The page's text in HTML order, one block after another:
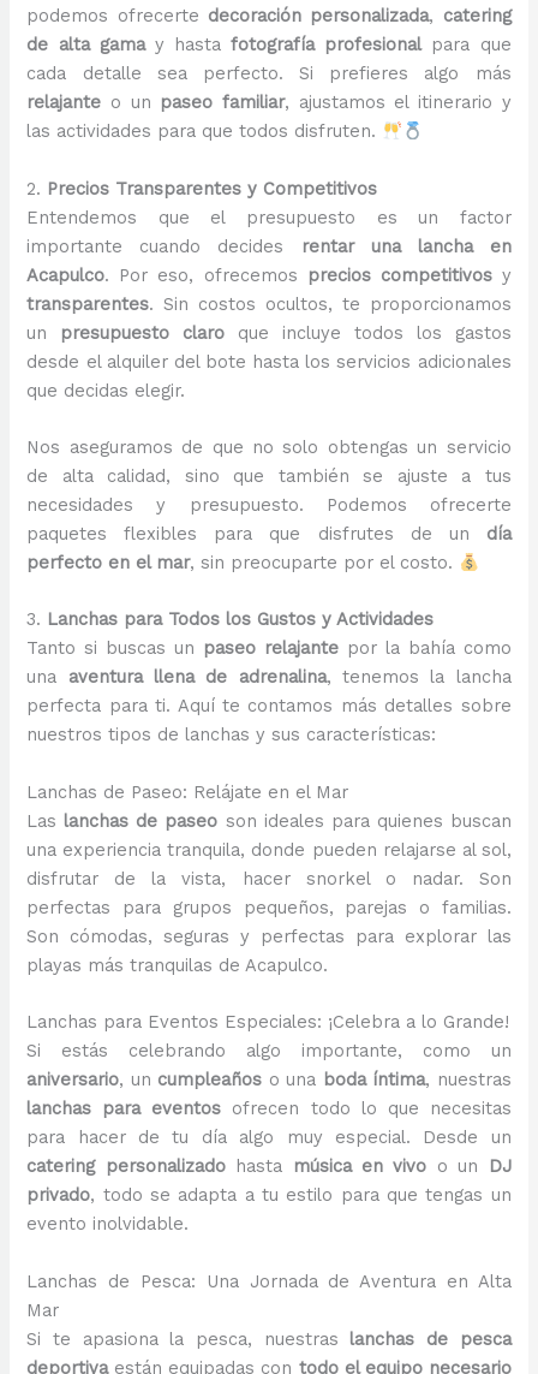
podemos ofrecerte decoración personalizada, catering
de alta gamay hastafotografía profesionalpara que
cada detalle sea perfecto. Si prefieres algo más
relajante o un paseo familiar, ajustamos el itinerario y
las actividades para que todos disfruten.
2. Precios Transparentes y Competitivos
Entendemos que el presupuesto es un factor
importante cuando decides
rentar una lancha en
Acapulco. Por eso, ofrecemos precios competitivosy
transparentes. Sin costos ocultos, te proporcionamos
un presupuesto claro que incluye todos los gastos
desde el alquiler del bote hasta los servicios adicionales
que decidas elegir.
Nos aseguramos de que no solo obtengas un servicio
de alta calidad, sino que también se ajuste a tus
necesidades y presupuesto. Podemos ofrecerte
paquetes flexibles para que disfrutes de un día
perfecto en el mar, sin preocuparte por el costo.
3. Lanchas para Todos los Gustos y Actividades
Tanto si buscas un paseo relajantepor la bahía como
una aventura llena de adrenalina, tenemos la lancha
perfecta para ti. Aquí te contamos más detalles sobre
nuestros tipos de lanchas y sus características:
Lanchas de Paseo: Relájate en el Mar
Las lanchas de paseo son ideales para quienes buscan
una experiencia tranquila, donde pueden relajarse al sol,
disfrutar de la vista, hacer snorkel o nadar. Son
perfectas para grupos pequeños, parejas o familias.
Son cómodas, seguras y perfectas para explorar las
playas más tranquilas de Acapulco.
Lanchas para Eventos Especiales: ¡Celebra a lo Grande!
Si estás celebrando algo importante, como un
aniversario, un cumpleaños o una boda íntima, nuestras
lanchas para eventos ofrecen todo lo que necesitas
para hacer de tu día algo muy especial. Desde un
catering personalizadohasta música en vivo o un
DJ
privado, todo se adapta a tu estilo para que tengas un
evento inolvidable.
Lanchas de Pesca: Una Jornada de Aventura en Alta
Mar
Si te apasiona la pesca, nuestras lanchas de pesca
deportivaestán equipadas con todo el equipo necesario